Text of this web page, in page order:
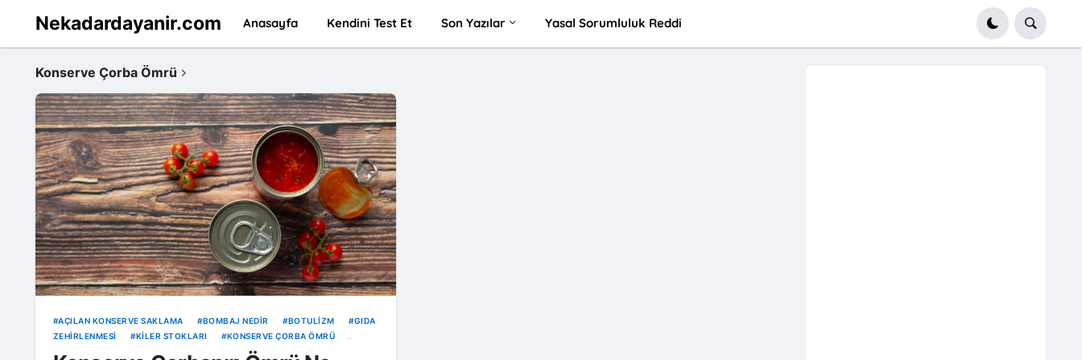
Nekadardayanir.com Anasayfa Kendini Test Et Son Yazılar Yasal Sorumluluk Reddi
Konserve Çorba Ömrü
AÇILAN KONSERVE SAKLAMA BOMBAJ NEDIR BOTULIZM
GIDA
ZEHIRLENMESI
KILER STOKLARI
KONSERVE ÇORBA ÖMRÜ
TARIHI GEÇMIŞ KONSERVE YENIR MI